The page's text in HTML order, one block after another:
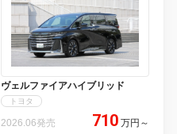
ヴェルファイアハイブリッド
トヨタ
2026.06発売 710 万円 ～